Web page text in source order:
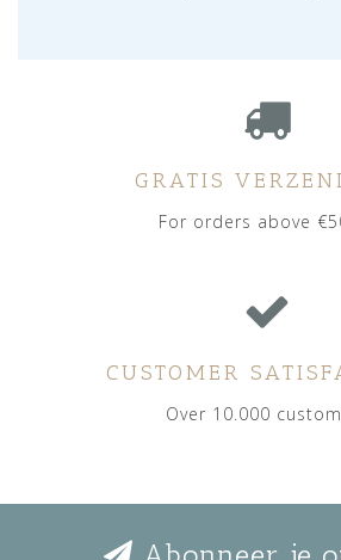
GRATIS
For orders above
CUSTOMER
Over 10.000